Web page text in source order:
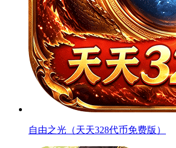
自由之光（天天328代币免费版）